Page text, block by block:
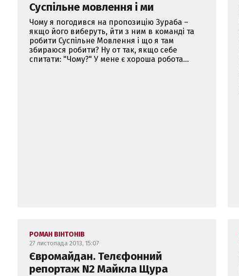
Суспільне мовлення і ми
Чому я погодився на пропозицію Зураба –
якщо його виберуть, йти з ним в команді та
робити Суспільне Мовлення і що я там
збираюся робити? Ну от так, якщо себе
спитати: "Чому?" У мене є хороша робота...
РОМАН ВІНТОНІВ
27 листопада 2013, 15:07
Євромайдан. Телєфонний
репортаж N2 Майкла Щура